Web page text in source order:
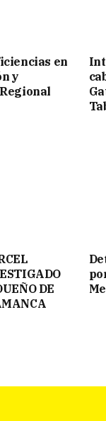
en
y
DE